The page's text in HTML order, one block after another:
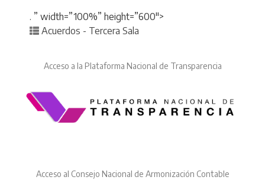
. ” width=”100%” height=”600″>
Posted in
Acuerdos - Tercera Sala
Acceso a la Plataforma Nacional de Transparencia
Acceso al Consejo Nacional de Armonización Contable